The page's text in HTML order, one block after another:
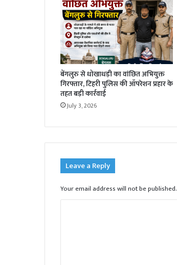
बेंगलुरु से धोखाधड़ी का वांछित अभियुक्त
गिरफ्तार, टिहरी पुलिस की ऑपरेशन प्रहार के
तहत बड़ी कार्रवाई
July 3, 2026
Leave a Reply
Your email address will not be published.